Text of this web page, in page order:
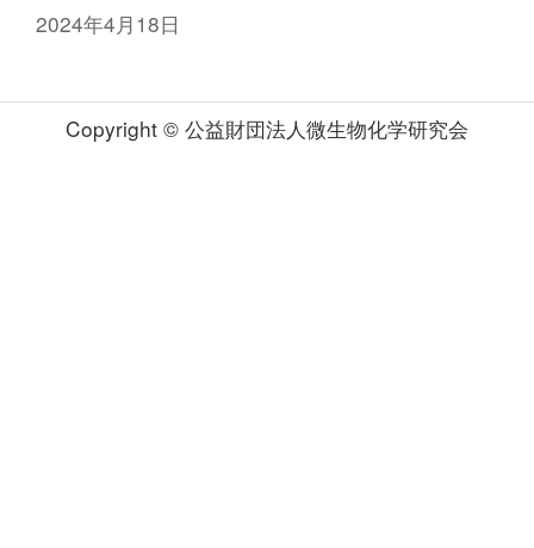
2024年4月18日
Copyright © 公益財団法人微生物化学研究会